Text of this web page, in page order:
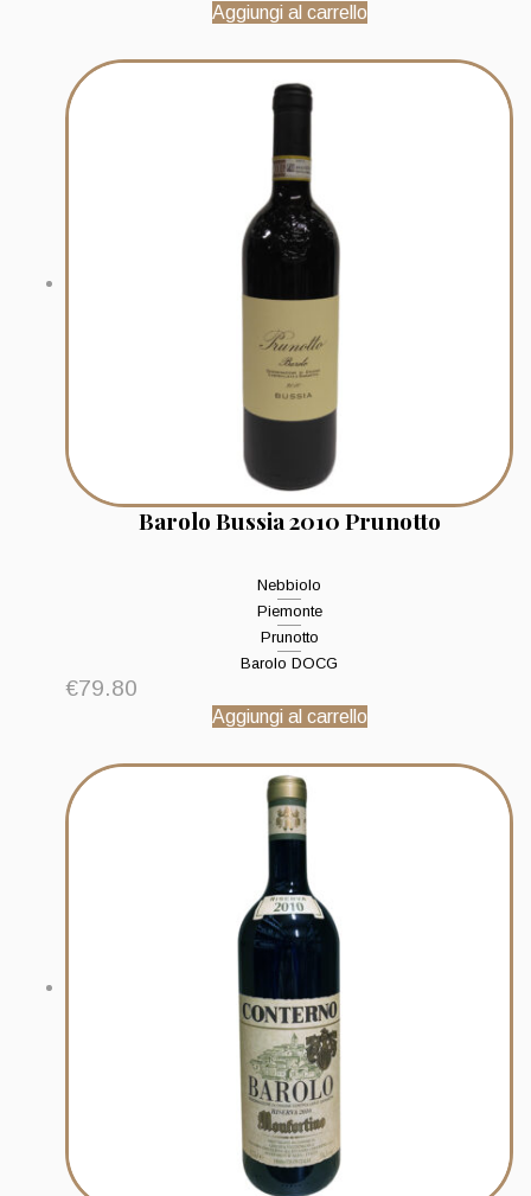
Aggiungi al carrello
Barolo Bussia 2010 Prunotto
Nebbiolo
Piemonte
Prunotto
Barolo DOCG
€79.80
Aggiungi al carrello